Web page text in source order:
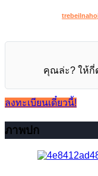
คุณล่ะ? ให้กี่
ลงทะเบียนเดี๋ยวนี้!
ภาพปก